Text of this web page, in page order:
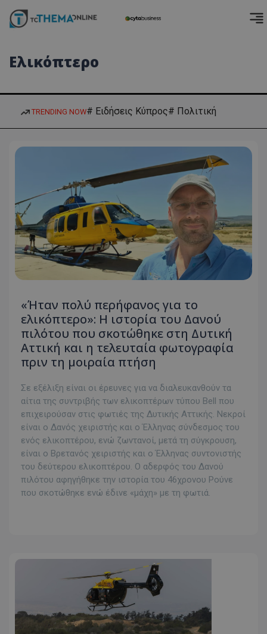
Ελικόπτερο
TRENDING NOW# Ειδήσεις Κύπρος# Πολιτική
«Ήταν πολύ περήφανος για το
ελικόπτερο»: Η ιστορία του Δανού
πιλότου που σκοτώθηκε στη Δυτική
Αττική και η τελευταία φωτογραφία
πριν τη μοιραία πτήση
Σε εξέλιξη είναι οι έρευνες για να διαλευκανθούν τα
αίτια της συντριβής των ελικοπτέρων τύπου Bell που
επιχειρούσαν στις φωτιές της Δυτικής Αττικής. Νεκροί
είναι ο Δανός χειριστής και ο Έλληνας σύνδεσμος του
ενός ελικοπτέρου, ενώ ζωντανοί, μετά τη σύγκρουση,
είναι ο Βρετανός χειριστής και ο Έλληνας συντονιστής
του δεύτερου ελικοπτέρου. Ο αδερφός του Δανού
πιλότου αφηγήθηκε την ιστορία του 46χρονου Ρούνε
που σκοτώθηκε ενώ έδινε «μάχη» με τη φωτιά.